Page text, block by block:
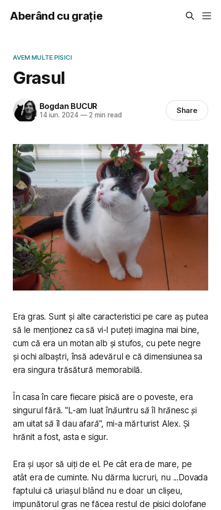
Aberând cu grație
AVEM MULTE PISICI
Grasul
Bogdan BUCUR
14 iun. 2024 —2 min read Share
Era gras. Sunt și alte caracteristici pe care aș putea
să le menționez ca să vi-l puteți imagina mai bine,
cum că era un motan alb și stufos, cu pete negre
și ochi albaștri, însă adevărul e că dimensiunea sa
era singura trăsătură memorabilă.
În casa în care fiecare pisică are o poveste, era
singurul fără. "L-am luat înăuntru să îl hrănesc și
am uitat să îl dau afară", mi-a mărturist Alex. Și
hrănit a fost, asta e sigur.
Era și ușor să uiți de el. Pe cât era de mare, pe
atât era de cuminte. Nu dărma lucruri, nu ...Dovada
faptului că uriașul blând nu e doar un clișeu,
impunătorul gras ne făcea restul de pisici dolofane